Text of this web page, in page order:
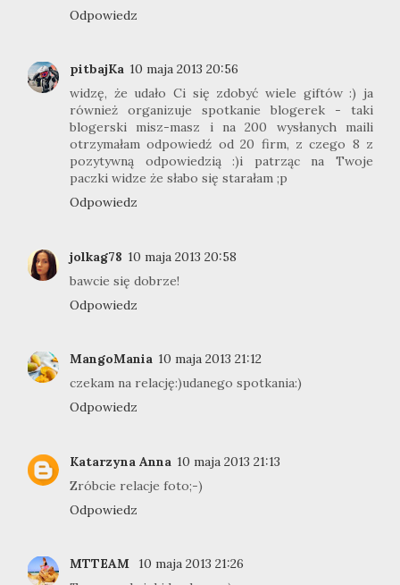
Odpowiedz
pitbajKa 10 maja 2013 20:56
widzę, że udało Ci się zdobyć wiele giftów :) ja
również organizuje spotkanie blogerek - taki
blogerski misz-masz i na 200 wysłanych maili
otrzymałam odpowiedź od 20 firm, z czego 8 z
pozytywną odpowiedzią :)i patrząc na Twoje
paczki widze że słabo się starałam ;p
Odpowiedz
jolkag78 10 maja 2013 20:58
bawcie się dobrze!
Odpowiedz
MangoMania 10 maja 2013 21:12
czekam na relację:)udanego spotkania:)
Odpowiedz
Katarzyna Anna 10 maja 2013 21:13
Zróbcie relacje foto;-)
Odpowiedz
MTTEAM
10 maja 2013 21:26